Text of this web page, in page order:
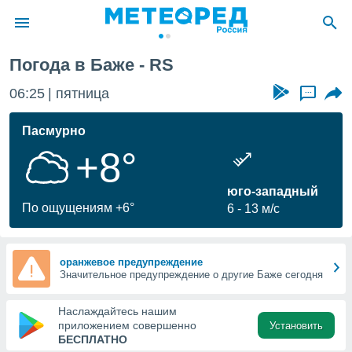
о
Вы можете
к этому
доступ
Погода в Баже - RS
06:25 пятница ...
Пасмурно
+8°
По ощущениям +6°
юго-западный
6
13 м/с
оранжевое предупреждение
Значительное предупреждение о другие Баже сегодня
Наслаждайтесь нашим
приложением совершенно
БЕСПЛАТНО
Установить